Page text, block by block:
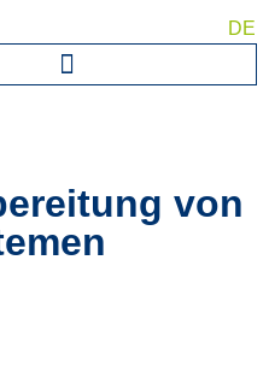
DE
von